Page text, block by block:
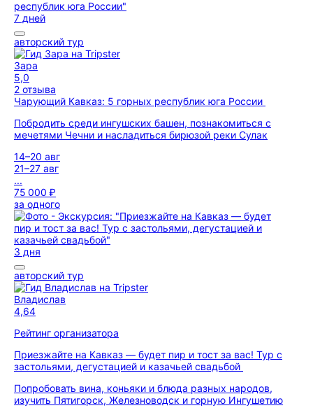
7 дней
авторский тур
Зара
5,0
2 отзыва
Чарующий Кавказ: 5 горных республик юга России
Побродить среди ингушских башен, познакомиться с
мечетями Чечни и насладиться бирюзой реки Сулак
14–20 авг
21–27 авг
...
75 000 ₽
за одного
3 дня
авторский тур
Владислав
4,64
Рейтинг организатора
Приезжайте на Кавказ — будет пир и тост за вас! Тур с
застольями, дегустацией и казачьей свадьбой
Попробовать вина, коньяки и блюда разных народов,
изучить Пятигорск, Железноводск и горную Ингушетию